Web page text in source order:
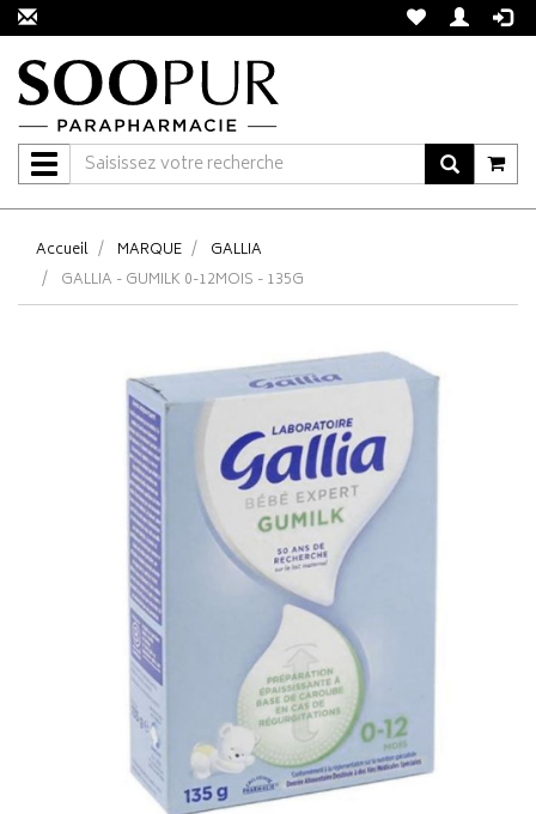
Navigation
Accueil MARQUE
GALLIA
GALLIA - GUMILK 0-12MOIS - 135G